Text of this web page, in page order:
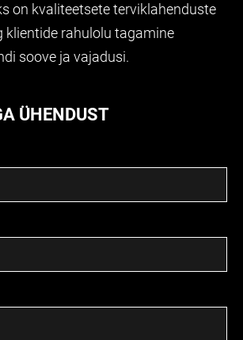
on kvaliteetsete terviklahenduste
klientide rahulolu tagamine
soove ja vajadusi.
ÜHENDUST